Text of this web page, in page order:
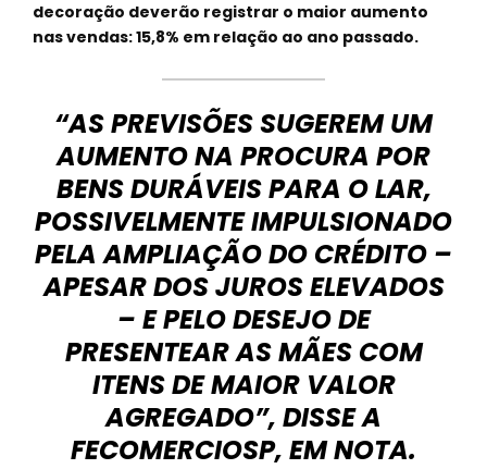
decoração deverão registrar o maior aumento
nas vendas: 15,8% em relação ao ano passado.
“AS PREVISÕES SUGEREM UM
AUMENTO NA PROCURA POR
BENS DURÁVEIS PARA O LAR,
POSSIVELMENTE IMPULSIONADO
PELA AMPLIAÇÃO DO CRÉDITO –
APESAR DOS JUROS ELEVADOS
– E PELO DESEJO DE
PRESENTEAR AS MÃES COM
ITENS DE MAIOR VALOR
AGREGADO”, DISSE A
FECOMERCIOSP, EM NOTA.